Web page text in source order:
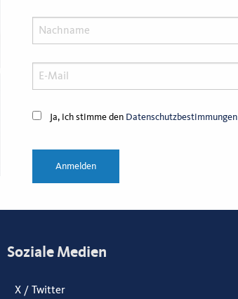
Ja, ich stimme den Datenschutzbestimmungen
Anmelden
Soziale Medien
X / Twitter